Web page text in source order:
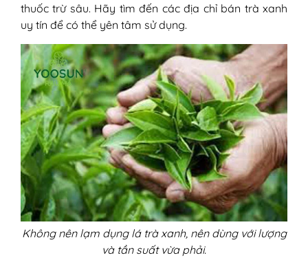
thuốc trừ sâu. Hãy tìm đến các địa chỉ bán trà xanh
uy tín để có thể yên tâm sử dụng.
Không nên lạm dụng lá trà xanh, nên dùng với lượng
và tần suất vừa phải.